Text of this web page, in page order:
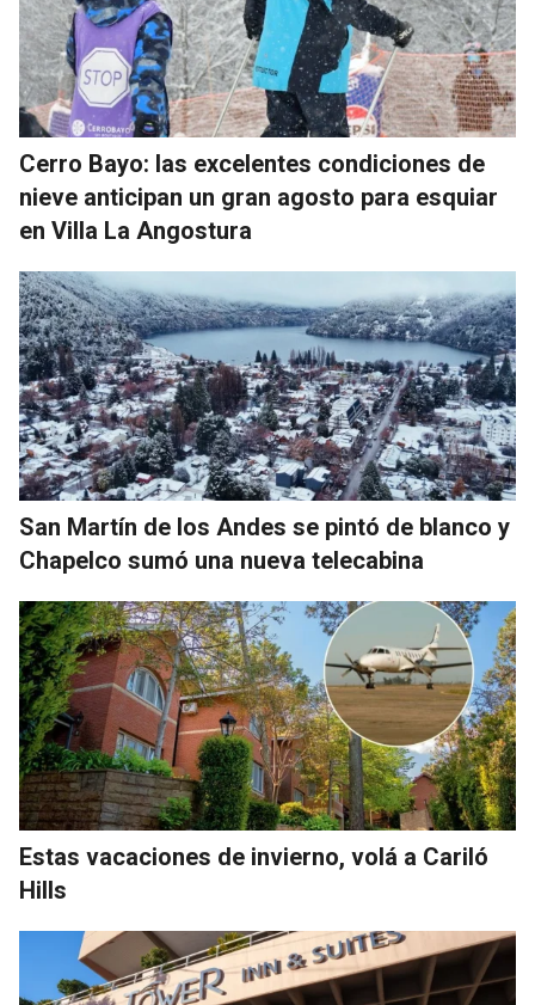
Cerro Bayo: las excelentes condiciones de
nieve anticipan un gran agosto para esquiar
en Villa La Angostura
San Martín de los Andes se pintó de blanco y
Chapelco sumó una nueva telecabina
Estas vacaciones de invierno, volá a Cariló
Hills